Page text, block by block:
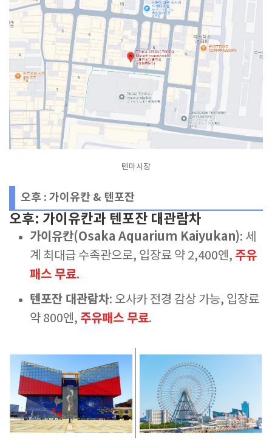
텐마시장
오후 : 가이유칸 & 텐포잔
오후: 가이유칸과 텐포잔 대관람차
가이유칸(Osaka Aquarium Kaiyukan): 세
계 최대급 수족관으로, 입장료 약 2,400엔, 주유
패스 무료.
텐포잔 대관람차: 오사카 전경 감상 가능, 입장료
약 800엔, 주유패스 무료.